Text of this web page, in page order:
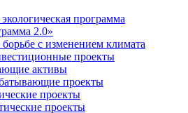
программа
2.0»
с изменением климата
проекты
активы
проекты
проекты
проекты